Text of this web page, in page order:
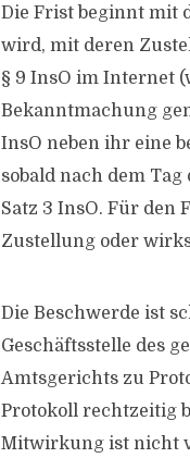
Die Frist beginnt mit
wird, mit deren
§ 9 InsO im Internet
Bekanntmachung
InsO neben ihr eine
sobald nach dem
Satz 3 InsO. Für den
Zustellung oder
Die Beschwerde ist
Geschäftsstelle des
Amtsgerichts zu
Protokoll rechtzeitig
Mitwirkung ist nicht